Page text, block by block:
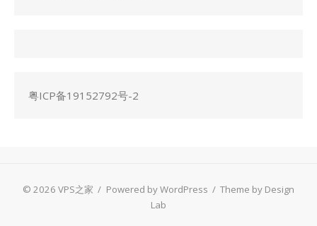
粤ICP备19152792号-2
© 2026 VPS之家 / Powered by WordPress / Theme by Design
Lab